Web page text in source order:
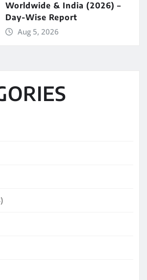
Worldwide & India (2026) –
Day-Wise Report
Aug 5, 2026